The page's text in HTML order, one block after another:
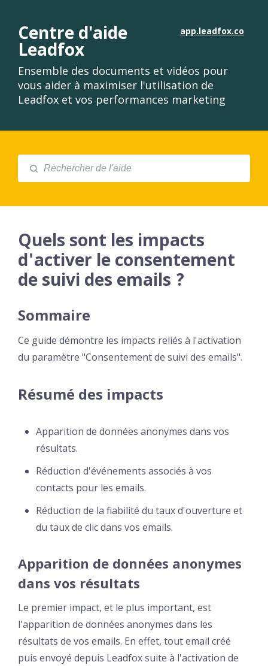
app.leadfox.co
Centre d'aide
Leadfox
Ensemble des documents et vidéos pour
vous aider à maximiser l'utilisation de
Leadfox et vos performances marketing
Quels sont les impacts
d'activer le consentement
de suivi des emails ?
Sommaire
Ce guide démontre les impacts reliés à l'activation
du paramètre "Consentement de suivi des emails".
Résumé des impacts
Apparition de données anonymes dans vos
résultats.
Réduction d'événements associés à vos
contacts pour les emails.
Réduction de la fiabilité du taux d'ouverture et
du taux de clic dans vos emails.
Apparition de données anonymes
dans vos résultats
Le premier impact, et le plus important, est
l'apparition de données anonymes dans les
résultats de vos emails. En effet, tout email créé
puis envoyé depuis Leadfox suite à l'activation de